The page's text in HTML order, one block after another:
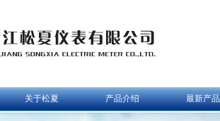
关于松夏 产品介绍 最新产品